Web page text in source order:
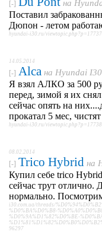
[-] на
Поставил
Дюпон - летом
hyundai-i30.ru/
14.05.2014
[-] Alca на Hyundai I30
Я взял АЛКО за 500
перед, зимой я их
сейчас опять на
прокатал 5 мес,
hyundai-i30.ru/
08.02.2014
[-] Trico Hybrid на
Купил себе trico
сейчас трут отлично.
нормально.
i30.com.ua/threads/
%D0%BA%D0%B8-
%D0%9A%D1%82%D0%BE-
96297